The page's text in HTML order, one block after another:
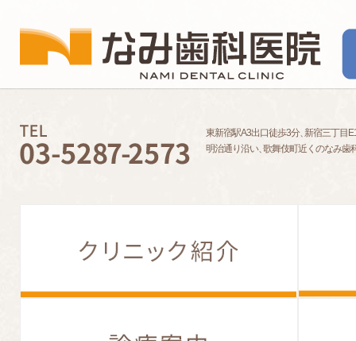
東新宿駅A3出口徒歩3分、 新宿三丁目
明治通り沿い、 歌舞伎町近くのなみ歯